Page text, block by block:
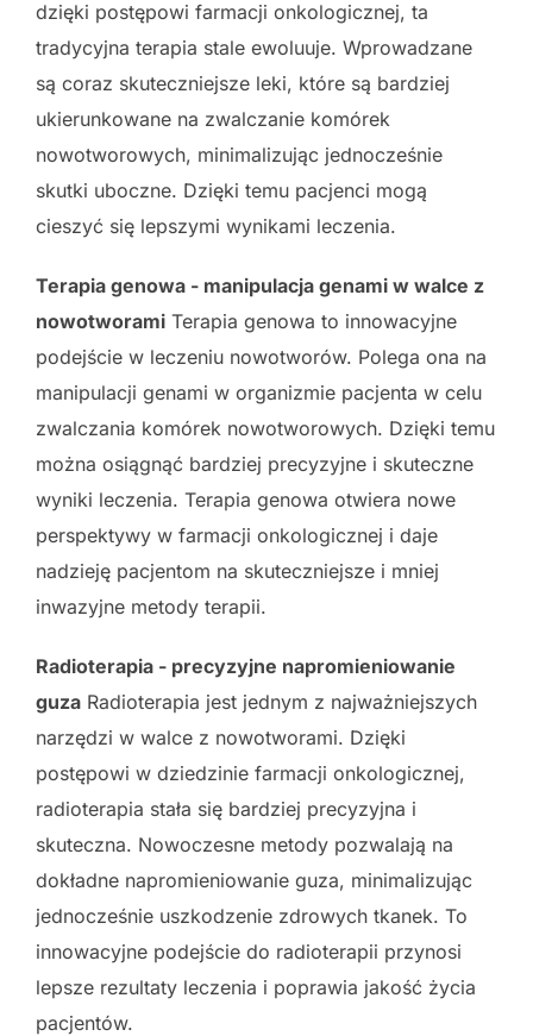
dzięki postępowi farmacji onkologicznej, ta
tradycyjna terapia stale ewoluuje. Wprowadzane
są coraz skuteczniejsze leki, które są bardziej
ukierunkowane na zwalczanie komórek
nowotworowych, minimalizując jednocześnie
skutki uboczne. Dzięki temu pacjenci mogą
cieszyć się lepszymi wynikami leczenia.
Terapia genowa - manipulacja genami w walce z
nowotworami Terapia genowa to innowacyjne
podejście w leczeniu nowotworów. Polega ona na
manipulacji genami w organizmie pacjenta w celu
zwalczania komórek nowotworowych. Dzięki temu
można osiągnąć bardziej precyzyjne i skuteczne
wyniki leczenia. Terapia genowa otwiera nowe
perspektywy w farmacji onkologicznej i daje
nadzieję pacjentom na skuteczniejsze i mniej
inwazyjne metody terapii.
Radioterapia - precyzyjne napromieniowanie
guza Radioterapia jest jednym z najważniejszych
narzędzi w walce z nowotworami. Dzięki
postępowi w dziedzinie farmacji onkologicznej,
radioterapia stała się bardziej precyzyjna i
skuteczna. Nowoczesne metody pozwalają na
dokładne napromieniowanie guza, minimalizując
jednocześnie uszkodzenie zdrowych tkanek. To
innowacyjne podejście do radioterapii przynosi
lepsze rezultaty leczenia i poprawia jakość życia
pacjentów.